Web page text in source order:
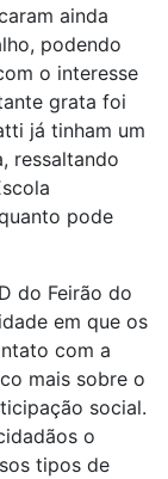
ainda
podendo
o interesse
grata foi
já tinham um
ressaltando
pode
do Feirão do
em que os
com a
mais sobre o
social.
o
tipos de